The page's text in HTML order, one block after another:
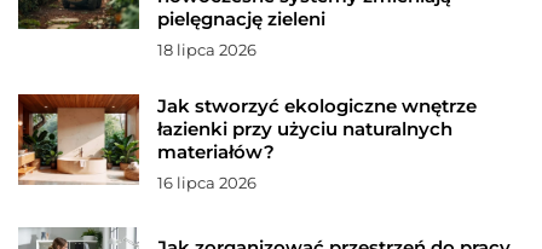
pielęgnację zieleni
18 lipca 2026
Jak stworzyć ekologiczne wnętrze
łazienki przy użyciu naturalnych
materiałów?
16 lipca 2026